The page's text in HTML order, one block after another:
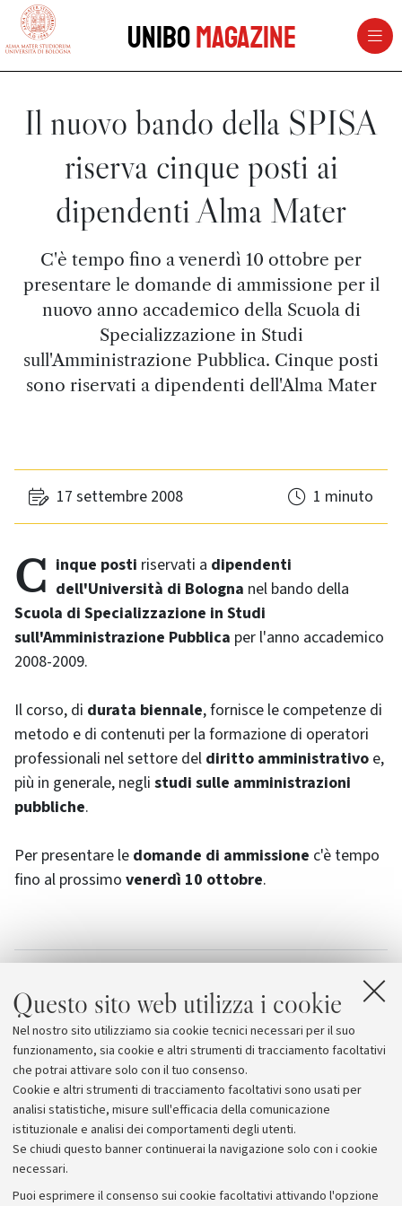
Questo sito web utilizza i cookie
Nel nostro sito utilizziamo sia cookie tecnici necessari per il suo
funzionamento, sia cookie e altri strumenti di tracciamento facoltativi
che potrai attivare solo con il tuo consenso.
Cookie e altri strumenti di tracciamento facoltativi sono usati per
analisi statistiche, misure sull'efficacia della comunicazione
istituzionale e analisi dei comportamenti degli utenti.
Se chiudi questo banner continuerai la navigazione solo con i cookie
necessari.
Puoi esprimere il consenso sui cookie facoltativi attivando l'opzione
vai al contenuto della pagina
UniboMagazine
Il nuovo bando della SPISA
riserva cinque posti ai
dipendenti Alma Mater
C'è tempo fino a venerdì 10 ottobre per
presentare le domande di ammissione per il
nuovo anno accademico della Scuola di
Specializzazione in Studi
sull'Amministrazione Pubblica. Cinque posti
sono riservati a dipendenti dell'Alma Mater
17 settembre 2008 1 minuto
Cinque posti riservati a dipendenti
dell'Università di Bologna nel bando della
Scuola di Specializzazione in Studi
sull'Amministrazione Pubblica per l'anno accademico
2008-2009.
Il corso, di durata biennale, fornisce le competenze di
metodo e di contenuti per la formazione di operatori
professionali nel settore del diritto amministrativo e,
più in generale, negli studi sulle amministrazioni
pubbliche.
Per presentare le domande di ammissione c'è tempo
fino al prossimo venerdì 10 ottobre.
Bando[378.0 KB]
SPISA
Archivio